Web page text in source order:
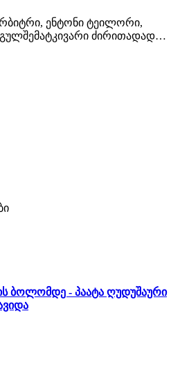
ენტონი ტეილორი,
ძირითადად
საქართველოსა და
გამოჩნდა, სადაც
ბოლომდე - პაატა ღუდუშაური